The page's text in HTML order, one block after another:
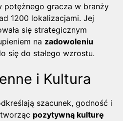
potężnego gracza w branży
1200 lokalizacjami. Jej
się strategicznym
na zadowoleniu
się do stałego wzrostu.
i Kultura
szacunek, godność i
pozytywną kulturę